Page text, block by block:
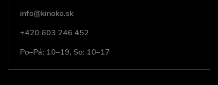
info@kinoko.sk
+420 603 246 452
Po–Pá: 10–19, So: 10–17